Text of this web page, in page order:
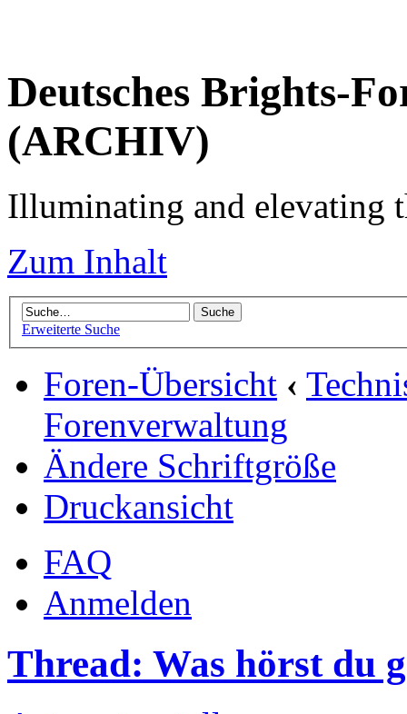
Deutsches Brights-
(ARCHIV)
Illuminating and elevating
Zum Inhalt
Erweiterte Suche
Foren-Übersicht ‹
Forenverwaltung
Ändere Schriftgröße
Druckansicht
FAQ
Anmelden
Thread: Was hörst du